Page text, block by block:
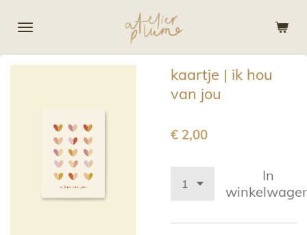
direct
de
kaartje | ik hou
van jou
€ 2,00
In